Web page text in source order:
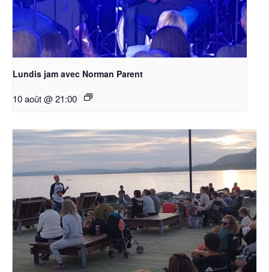
Lundis jam avec Norman Parent
10 août @ 21:00